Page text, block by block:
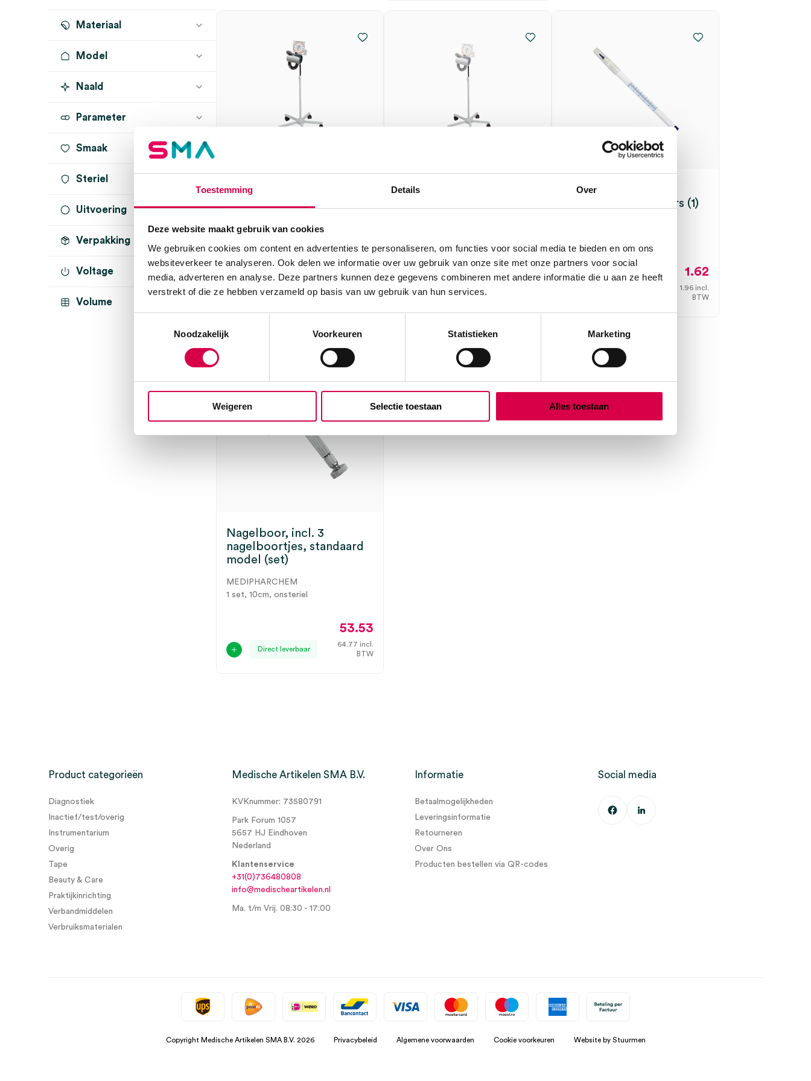
Toestemming Details Over
Deze website maakt gebruik van cookies
We gebruiken cookies om content en advertenties te personaliseren, om functies voor social media te bieden en om ons
websiteverkeer te analyseren. Ook delen we informatie over uw gebruik van onze site met onze partners voor social
media, adverteren en analyse. Deze partners kunnen deze gegevens combineren met andere informatie die u aan ze heeft
verstrekt of die ze hebben verzameld op basis van uw gebruik van hun services.
Noodzakelijk
Voorkeuren Statistieken Marketing
Weigeren Selectie toestaan Alles toestaan
medium (1)
Materiaal
Model
XX LF (2)
EL3 LED (1)
Naald
Parameter
Smaak
Steriel
onsteriel (6)
Uitvoering
standaard (7)
(1)
Verpakking
Voltage
Volume
Heine Gamma XX LF
bloeddrukmeter op
manchet volwassene (set)
HEINE
1 set, volwassene, XX LF
344.44
416.77incl.
Heine verstelbare
HEINE
1 stuk, XX LF, onsteriel
211.65incl.
Huid markeerstift,
standaard, 1mm, paars (1)
1.62
1.96 incl.
BTW
Nagelboor, incl. 3
nagelboortjes, standaard
model (set)
MEDIPHARCHEM
1 set, 10cm, onsteriel
Direct leverbaar
53.53
64.77 incl.
BTW
Product categorieën
Diagnostiek
Inactief/test/overig
Instrumentarium
Overig
Tape
Beauty & Care
Praktijkinrichting
Verbandmiddelen
Verbruiksmaterialen
Medische Artikelen SMA B.V.
KVKnummer: 73580791
Park Forum 1057
5657 HJ Eindhoven
Nederland
Klantenservice
+31(0)736480808
info@medischeartikelen.nl
Ma. t/m Vrij. 08:30 - 17:00
Informatie
Betaalmogelijkheden
Leveringsinformatie
Retourneren
Over Ons
Producten bestellen via QR-codes
Social media
Copyright Medische Artikelen SMA B.V. 2026 Privacybeleid Algemene voorwaarden Cookie voorkeuren Website by Stuurmen